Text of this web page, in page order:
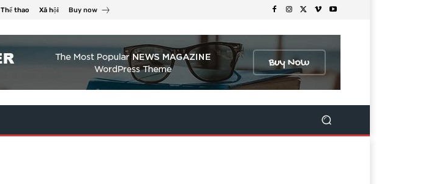
Thể thao Xã hội Buy now